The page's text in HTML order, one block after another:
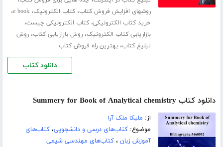
روشهای افزایش فروش کتاب،کتاب الکترونیک،e book،
خرید کتاب الکترونیکی،کتاب الکترونیکی چیست،
بازاریابی کتاب الکترونیک،روش بازاریابی کتاب،روش
تبلیغ کتاب،بهترین راه فروش کتاب
دانلود کتاب
دانلود کتاب Summery for Book of Analytical chemistry
از: ملیکا ملک آرا
موضوع:کتاب‌های درسی و دانشجویی،کتاب‌های
آموزش زبان ،کتاب‌های مهندسی شیمی